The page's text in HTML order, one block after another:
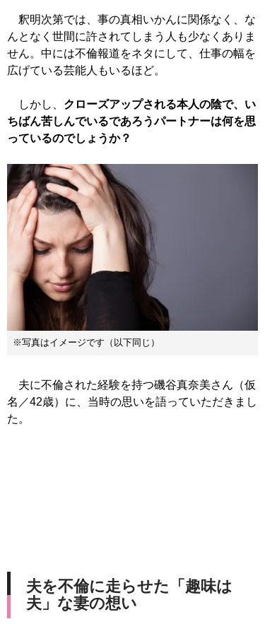
釈明次第では、事の真相いかんに関係なく、な
んとなく世間に許されてしまう人も少なくありま
せん。中には不倫報道をネタにして、仕事の幅を
広げている芸能人もいるほど。
しかし、 クローズアップされる本人の陰で、い
ちばん苦しんでいるであろうパートナーは何を思
っているのでしょうか？
※写真はイメージです（以下同じ）
夫に不倫された経験を持つ磯谷真奈美さん（仮
名／42歳）に、当時の思いを語っていただきまし
た。
夫を不倫に走らせた「趣味は
夫」な妻の想い